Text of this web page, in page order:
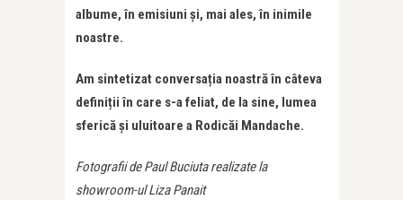
albume, în emisiuni și, mai ales, în inimile
noastre.
Am sintetizat conversația noastră în câteva
definiții în care s-a feliat, de la sine, lumea
sferică și uluitoare a Rodicăi Mandache.
Fotografii de Paul Buciuta realizate la
showroom-ul Liza Panait